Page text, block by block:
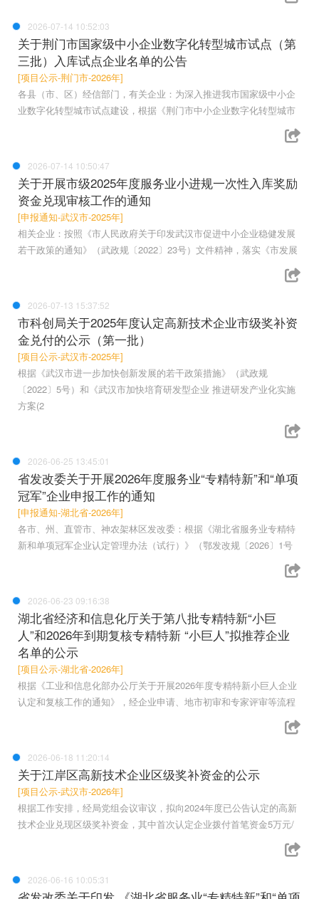
2026-07-14 10:52:03
关于荆门市国家级中小企业数字化转型城市试点（第
三批）入库试点企业名单的公告
[项目公示-荆门市-2026年]
各县（市、区）经信部门，有关企业：为深入推进我市国家级中小企
业数字化转型城市试点建设，根据《荆门市中小企业数字化转型城市
2026-07-14 10:50:47
关于开展市级2025年度服务业小进规一次性入库奖励
资金兑现审核工作的通知
[申报通知-武汉市-2025年]
相关企业：按照《市人民政府关于印发武汉市促进中小企业稳健发展
若干政策的通知》（武政规〔2022〕23号）文件精神，落实《市发展
2026-07-13 15:37:52
市科创局关于2025年度认定高新技术企业市级奖补资
金兑付的公示（第一批）
[项目公示-武汉市-2025年]
根据《武汉市进一步加快创新发展的若干政策措施》（武政规
〔2022〕5号）和《武汉市加快培育研发型企业 推进研发产业化实施
方案(2
2026-06-25 13:45:01
省发改委关于开展2026年度服务业“专精特新”和“单项
冠军”企业申报工作的通知
[申报通知-湖北省-2026年]
各市、州、直管市、神农架林区发改委：根据《湖北省服务业专精特
新和单项冠军企业认定管理办法（试行）》（鄂发改规〔2026〕1号
2026-06-23 09:16:38
湖北省经济和信息化厅关于第八批专精特新“小巨
人”和2026年到期复核专精特新 “小巨人”拟推荐企业
名单的公示
[项目公示-湖北省-2026年]
根据《工业和信息化部办公厅关于开展2026年度专精特新小巨人企业
认定和复核工作的通知》，经企业申请、地市初审和专家评审等流程
2026-06-18 11:20:14
关于江岸区高新技术企业区级奖补资金的公示
[项目公示-武汉市-2026年]
根据工作安排，经局党组会议审议，拟向2024年度已公告认定的高新
技术企业兑现区级奖补资金，其中首次认定企业拨付首笔资金5万元/
2026-06-16 10:05:31